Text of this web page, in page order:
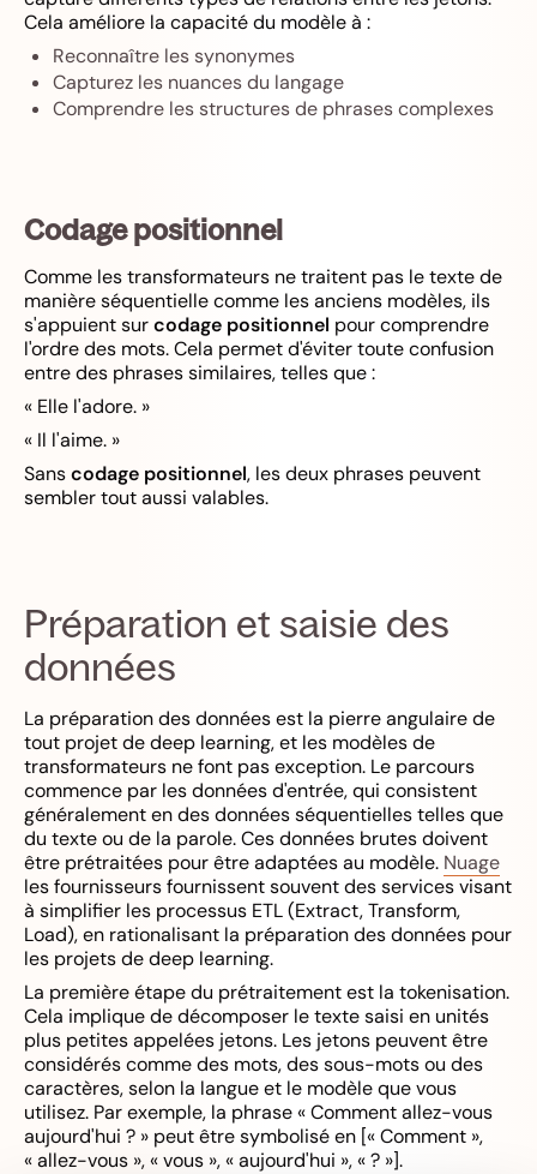
Cela améliore la capacité du modèle à :
Reconnaître les synonymes
Capturez les nuances du langage
Comprendre les structures de phrases complexes
Codage positionnel
Comme les transformateurs ne traitent pas le texte de
manière séquentielle comme les anciens modèles, ils
s'appuient surcodage positionnel pour comprendre
l'ordre des mots. Cela permet d'éviter toute confusion
entre des phrases similaires, telles que :
« Elle l'adore. »
« Il l'aime. »
Sanscodage positionnel, les deux phrases peuvent
sembler tout aussi valables.
Préparation et saisie des
données
La préparation des données est la pierre angulaire de
tout projet de deep learning, et les modèles de
transformateurs ne font pas exception. Le parcours
commence par les données d'entrée, qui consistent
généralement en des données séquentielles telles que
du texte ou de la parole. Ces données brutes doivent
être prétraitées pour être adaptées au modèle. Nuage
les fournisseurs fournissent souvent des services visant
à simplifier les processus ETL (Extract, Transform,
Load), en rationalisant la préparation des données pour
les projets de deep learning.
La première étape du prétraitement est la tokenisation.
Cela implique de décomposer le texte saisi en unités
plus petites appelées jetons. Les jetons peuvent être
considérés comme des mots, des sous-mots ou des
caractères, selon la langue et le modèle que vous
utilisez. Par exemple, la phrase « Comment allez-vous
aujourd'hui ? » peut être symbolisé en [« Comment »,
« allez-vous », « vous », « aujourd'hui », « ? »].